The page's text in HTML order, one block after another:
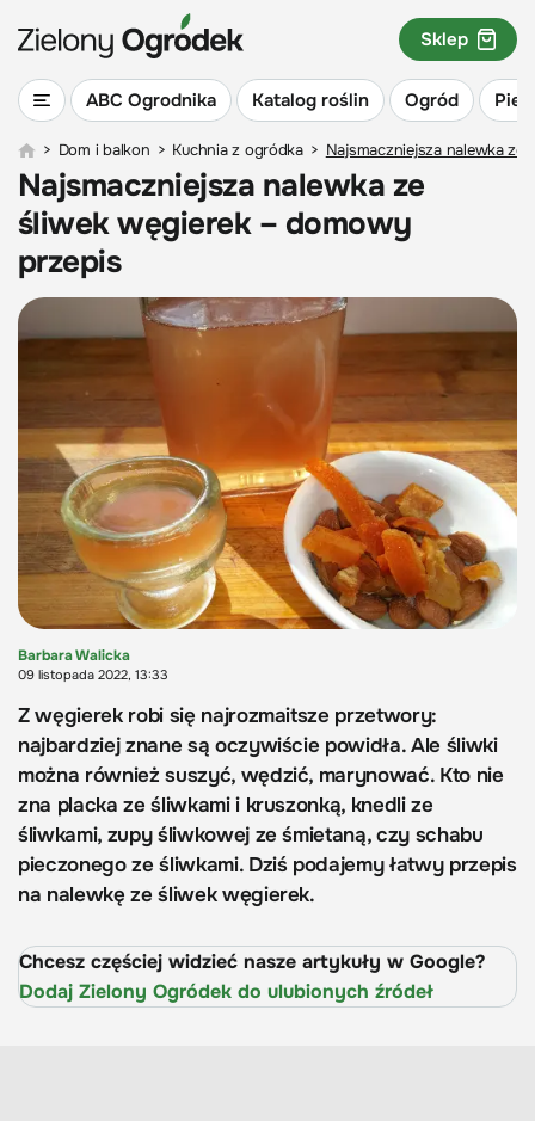
ABC Ogrodnika Katalog roślin Ogród
Sklep
> Dom i balkon > Kuchnia z ogródka > Najsmaczniejsza nalewka
Najsmaczniejsza nalewka ze
śliwek węgierek – domowy
przepis
Barbara Walicka
09 listopada 2022, 13:33
Z węgierek robi się najrozmaitsze przetwory:
najbardziej znane są oczywiście powidła. Ale śliwki
można również suszyć, wędzić, marynować. Kto nie
zna placka ze śliwkami i kruszonką, knedli ze
śliwkami, zupy śliwkowej ze śmietaną, czy schabu
pieczonego ze śliwkami. Dziś podajemy łatwy przepis
na nalewkę ze śliwek węgierek.
Chcesz częściej widzieć nasze artykuły w Google?
Dodaj Zielony Ogródek do ulubionych źródeł